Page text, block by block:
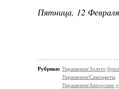
Пятница, 12
Рубрики: Украшения/
Украшения/Самоцветы
Украшения/Авторские